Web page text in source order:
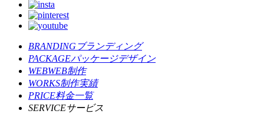
BRANDING ブランディング
PACKAGEパッケージデザイン
WEBWEB制作
WORKS制作実績
PRICE料金一覧
SERVICEサービス